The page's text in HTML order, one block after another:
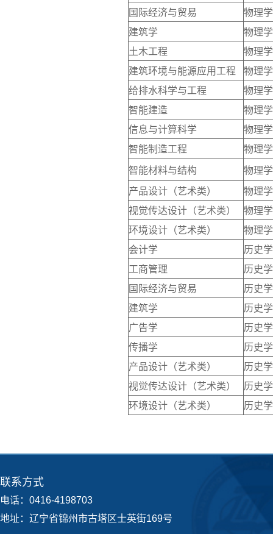
国际经济与贸易
物理
建筑学
物理
土木工程
物理
建筑环境与能源应用工程
物理
给排水科学与工程
物理
智能建造
物理
信息与计算科学
物理
智能制造工程
物理
智能材料与结构
物理
产品设计（艺术类）
物理
视觉传达设计（艺术类）
物理
环境设计（艺术类）
物理
会计学
历史
工商管理
历史
国际经济与贸易
历史
建筑学
历史
广告学
历史
传播学
历史
产品设计（艺术类）
历史
视觉传达设计（艺术类）
历史
环境设计（艺术类）
历史
联系方式
电话：0416-4198703
地址：辽宁省锦州市古塔区士英街169号